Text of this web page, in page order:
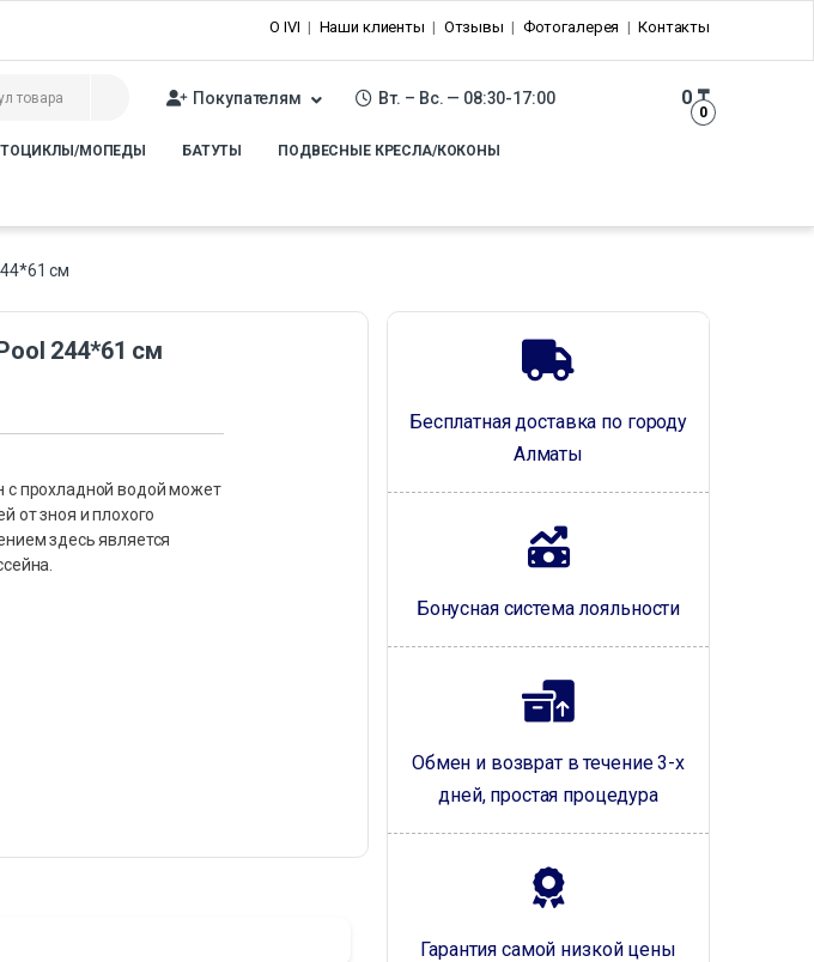
О IVI Наши клиенты Отзывы Фотогалерея Контакты
Покупателям Вт. – Вс. — 08:30-17:00
0
0₸
МОПЕДЫ БАТУТЫ ПОДВЕСНЫЕ КРЕСЛА/КОКОНЫ
см
244*61 см
прохладной водой может
от зноя и плохого
здесь является
Бесплатная доставка по городу
Алматы
Бонусная система лояльности
Обмен и возврат в течение 3-х
дней, простая процедура
Гарантия самой низкой цены